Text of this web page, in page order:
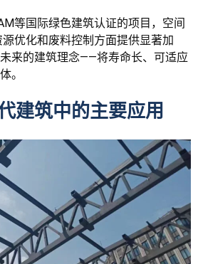
等国际绿色建筑认证的项目，空间
优化和废料控制方面提供显著加
来的建筑理念——将寿命长、可适应
。
建筑中的主要应用